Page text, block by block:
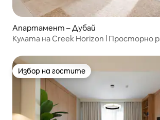
Апартамент – Дубай
Кулата на Creek Horizon l Просторно
Избор на гостите
Избор на гостите